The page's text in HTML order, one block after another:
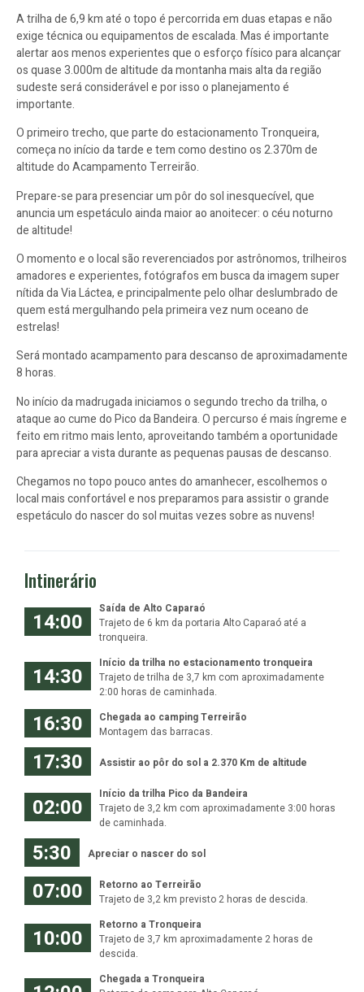
A trilha de 6,9 km até o topo é percorrida em duas etapas e não
exige técnica ou equipamentos de escalada. Mas é importante
alertar aos menos experientes que o esforço físico para alcançar
os quase 3.000m de altitude da montanha mais alta da região
sudeste será considerável e por isso o planejamento é
importante.
O primeiro trecho, que parte do estacionamento Tronqueira,
começa no início da tarde e tem como destino os 2.370m de
altitude do Acampamento Terreirão.
Prepare-se para presenciar um pôr do sol inesquecível, que
anuncia um espetáculo ainda maior ao anoitecer: o céu noturno
de altitude!
O momento e o local são reverenciados por astrônomos, trilheiros
amadores e experientes, fotógrafos em busca da imagem super
nítida da Via Láctea, e principalmente pelo olhar deslumbrado de
quem está mergulhando pela primeira vez num oceano de
estrelas!
Será montado acampamento para descanso de aproximadamente
8 horas.
No início da madrugada iniciamos o segundo trecho da trilha, o
ataque ao cume do Pico da Bandeira. O percurso é mais íngreme e
feito em ritmo mais lento, aproveitando também a oportunidade
para apreciar a vista durante as pequenas pausas de descanso.
Chegamos no topo pouco antes do amanhecer, escolhemos o
local mais confortável e nos preparamos para assistir o grande
espetáculo do nascer do sol muitas vezes sobre as nuvens!
Intinerário
14:00
Saída de Alto Caparaó
Trajeto de 6 km da portaria Alto Caparaó até a
tronqueira.
14:30
Início da trilha no estacionamento tronqueira
Trajeto de trilha de 3,7 km com aproximadamente
2:00 horas de caminhada.
16:30
Chegada ao camping Terreirão
Montagem das barracas.
17:30 Assistir ao pôr do sol a 2.370 Km de altitude
02:00
Início da trilha Pico da Bandeira
Trajeto de 3,2 km com aproximadamente 3:00 horas
de caminhada.
5:30 Apreciar o nascer do sol
07:00
Retorno ao Terreirão
Trajeto de 3,2 km previsto 2 horas de descida.
10:00
Retorno a Tronqueira
Trajeto de 3,7 km aproximadamente 2 horas de
descida.
Chegada a Tronqueira